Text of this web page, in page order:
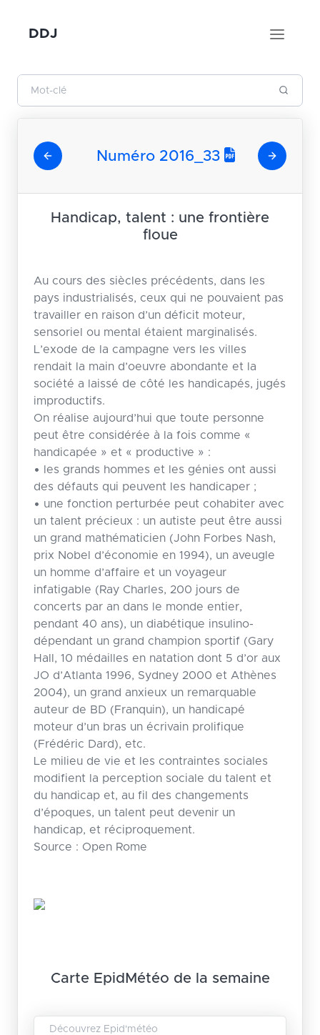
DDJ
Numéro 2016_33
Handicap, talent : une frontière
floue
Au cours des siècles précédents, dans les
pays industrialisés, ceux qui ne pouvaient pas
travailler en raison d’un déficit moteur,
sensoriel ou mental étaient marginalisés.
L’exode de la campagne vers les villes
rendait la main d’oeuvre abondante et la
société a laissé de côté les handicapés, jugés
improductifs.
On réalise aujourd’hui que toute personne
peut être considérée à la fois comme «
handicapée » et « productive » :
• les grands hommes et les génies ont aussi
des défauts qui peuvent les handicaper ;
• une fonction perturbée peut cohabiter avec
un talent précieux : un autiste peut être aussi
un grand mathématicien (John Forbes Nash,
prix Nobel d’économie en 1994), un aveugle
un homme d’affaire et un voyageur
infatigable (Ray Charles, 200 jours de
concerts par an dans le monde entier,
pendant 40 ans), un diabétique insulino-
dépendant un grand champion sportif (Gary
Hall, 10 médailles en natation dont 5 d’or aux
JO d’Atlanta 1996, Sydney 2000 et Athènes
2004), un grand anxieux un remarquable
auteur de BD (Franquin), un handicapé
moteur d’un bras un écrivain prolifique
(Frédéric Dard), etc.
Le milieu de vie et les contraintes sociales
modifient la perception sociale du talent et
du handicap et, au fil des changements
d’époques, un talent peut devenir un
handicap, et réciproquement.
Source : Open Rome
Carte EpidMétéo de la semaine
Découvrez Epid'météo